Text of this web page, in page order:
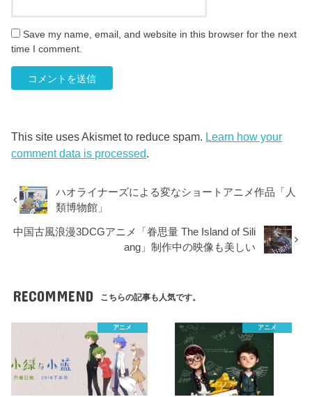
Save my name, email, and website in this browser for the next
time I comment.
This site uses Akismet to reduce spam. Learn how your
comment data is processed.
ハオライナーズによる変なショートアニメ作品「人
類博物館」
中国古風浪漫3DCGアニメ「眷思量 The Island of Sili
ang」制作中の映像も美しい
RECOMMEND こちらの記事も人気です。
アニメ アニメ